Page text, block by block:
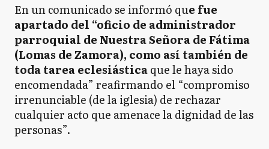
En un comunicado se informó que fue
apartado del “oficio de administrador
parroquial de Nuestra Señora de Fátima
(Lomas de Zamora), como así también de
toda tarea eclesiásticaque le haya sido
encomendada” reafirmando el “compromiso
irrenunciable (de la iglesia) de rechazar
cualquier acto que amenace la dignidad de las
personas”.